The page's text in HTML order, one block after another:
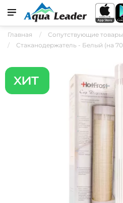
Главная
Сопутствующие товары
Стаканодержатель - Белый (на